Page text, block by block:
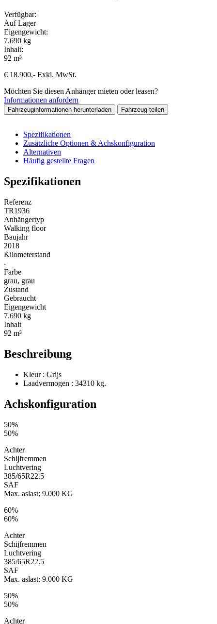
Verfügbar:
Auf Lager
Eigengewicht:
7.690 kg
Inhalt:
92 m³
€ 18.900,- Exkl. MwSt.
Möchten Sie diesen Anhänger mieten oder leasen?
Informationen anfordern
Fahrzeuginformationen herunterladen Fahrzeug teilen
Spezifikationen
Zusätzliche Optionen & Achskonfiguration
Alternativen
Häufig gestellte Fragen
Spezifikationen
Referenz
TR1936
Anhängertyp
Walking floor
Baujahr
2018
Kilometerstand
-
Farbe
grau, grau
Zustand
Gebraucht
Eigengewicht
7.690 kg
Inhalt
92 m³
Beschreibung
Kleur : Grijs
Laadvermogen : 34310 kg.
Achskonfiguration
50%
50%
Achter
Schijfremmen
Luchtvering
385/65R22.5
SAF
Max. aslast: 9.000 KG
60%
60%
Achter
Schijfremmen
Luchtvering
385/65R22.5
SAF
Max. aslast: 9.000 KG
50%
50%
Achter